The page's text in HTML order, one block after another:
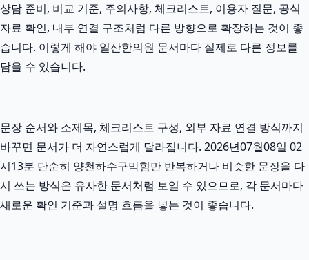
상담 준비, 비교 기준, 주의사항, 체크리스트, 이용자 질문, 공식
자료 확인, 내부 연결 구조처럼 다른 방향으로 확장하는 것이 좋
습니다. 이렇게 해야 일산한의원 문서마다 실제로 다른 정보를
담을 수 있습니다.
문장 순서와 소제목, 체크리스트 구성, 외부 자료 연결 방식까지
바꾸면 문서가 더 자연스럽게 달라집니다. 2026년07월08일 02
시13분 단순히 양천하수구막힘만 반복하거나 비슷한 문장을 다
시 쓰는 방식은 유사한 문서처럼 보일 수 있으므로, 각 문서마다
새로운 확인 기준과 설명 흐름을 넣는 것이 좋습니다.